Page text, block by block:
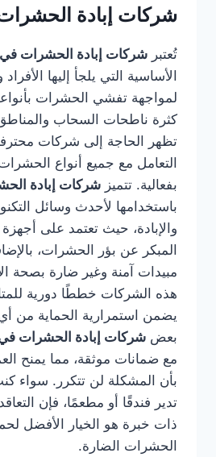
شركات إبادة
تُعتبر شركات إبادة الحشرات
الأساسية التي يلجأ إليها
لمواجهة تفشي الحشرات
كثرة ناطحات السحاب والمناطق
تظهر الحاجة إلى شركات
التعامل مع جميع أنواع
بفعالية. تتميز شركات إبادة
باستخدامها لأحدث وسائل
والإبادة، حيث تعتمد على
المبكر عن بؤر الحشرات،
مبيدات آمنة وغير ضارة بصحة
هذه الشركات خططًا دورية
يضمن استمرارية الحماية من
بعض شركات إبادة الحشرات
مع ضمانات موثقة، مما يمنح
بأن المشكلة لن تتكرر. سواء
تدير فندقًا أو مطعمًا، فإن
ذات خبرة هو الخيار الأفضل
الحشرات الضارة.